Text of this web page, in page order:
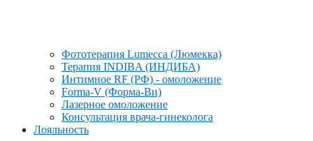
Фототерапия Lumecca (Люмекка)
Терапия INDIBA (ИНДИБА)
Интимное RF (РФ) - омоложение
Forma-V (Форма-Ви)
Лазерное омоложение
Консультация врача-гинеколога
Лояльность